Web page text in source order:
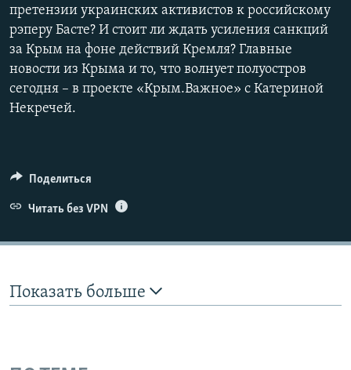
претензии украинских активистов к российскому
рэперу Басте? И стоит ли ждать усиления санкций
за Крым на фоне действий Кремля? Главные
новости из Крыма и то, что волнует полуостров
сегодня – в проекте «Крым.Важное» с Катериной
Некречей.
Поделиться
Читать без VPN
Показать больше